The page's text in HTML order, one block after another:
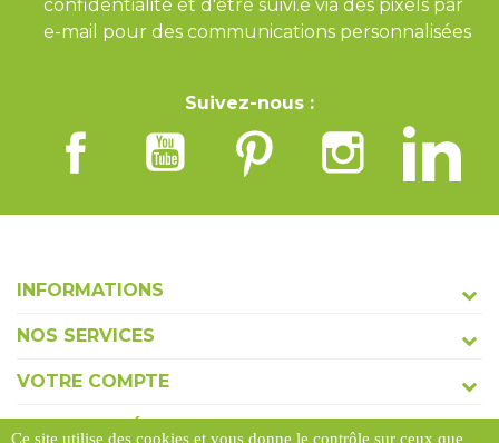
confidentialité et d'être suivi.e via des pixels par
e-mail pour des communications personnalisées
Suivez-nous :
INFORMATIONS
NOS SERVICES
VOTRE COMPTE
Ce site utilise des cookies et vous donne le contrôle sur ceux que